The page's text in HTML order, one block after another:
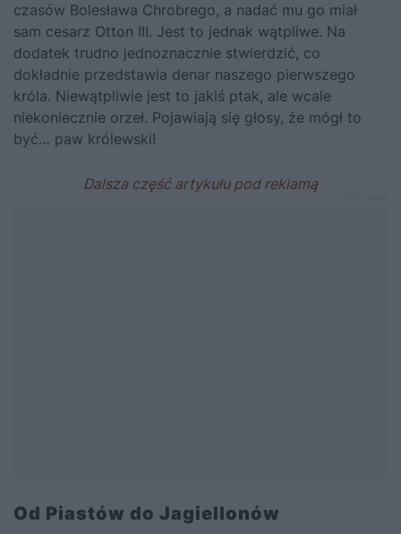
czasów Bolesława Chrobrego, a nadać mu go miał
sam cesarz Otton III. Jest to jednak wątpliwe. Na
dodatek trudno jednoznacznie stwierdzić, co
dokładnie przedstawia denar naszego pierwszego
króla. Niewątpliwie jest to jakiś ptak, ale wcale
niekoniecznie orzeł. Pojawiają się głosy, że mógł to
być… paw królewski!
Od Piastów do Jagiellonów